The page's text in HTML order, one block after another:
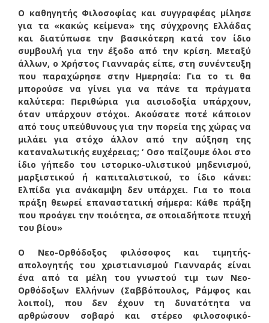
Ο καθηγητής Φιλοσοφίας και συγγραφέας μίλησε
για τα «κακώς κείμενα» της σύγχρονης Ελλάδας
και διατύπωσε την βασικότερη κατά τον ίδιο
συμβουλή για την έξοδο από την κρίση. Μεταξύ
άλλων, ο Χρήστος Γιανναράς είπε, στη συνέντευξη
που παραχώρησε στην Ημερησία: Για το τι θα
μπορούσε να γίνει για να πάνε τα πράγματα
καλύτερα: Περιθώρια για αισιοδοξία υπάρχουν,
όταν υπάρχουν στόχοι. Aκούσατε ποτέ κάποιον
από τους υπεύθυνους για την πορεία της χώρας να
μιλάει για στόχο άλλον από την αύξηση της
καταναλωτικής ευχέρειας; ‘ Oσο παίζουμε όλοι στο
ίδιο γήπεδο του ιστορικο-υλιστικού μηδενισμού,
μαρξιστικού ή καπιταλιστικού, το ίδιο κάνει:
Eλπίδα για ανάκαμψη δεν υπάρχει. Για το ποια
πράξη θεωρεί επαναστατική σήμερα: Kάθε πράξη
που προάγει την ποιότητα, σε οποιαδήποτε πτυχή
του βίου»
Ο Νεο-Ορθόδοξος φιλόσοφος και τιμητής-
απολογητής του χριστιανισμού Γιανναράς είναι
ένα από τα μέλη του γνωστού τιμ των Νεο-
Ορθόδοξων Ελλήνων (Σαββόπουλος, Ράμφος και
λοιποί), που δεν έχουν τη δυνατότητα να
αρθρώσουν σοβαρό και στέρεο φιλοσοφικό-